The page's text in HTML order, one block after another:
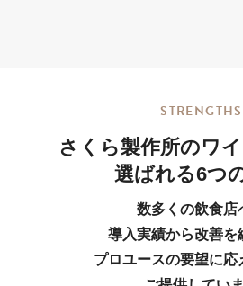
STRENGTHS
さくら製作所のワ
選ばれる6つ
数多くの飲食店
導入実績から改善を
プロユースの要望に